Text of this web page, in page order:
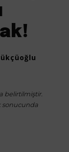
belirtilmiştir.
sonucunda